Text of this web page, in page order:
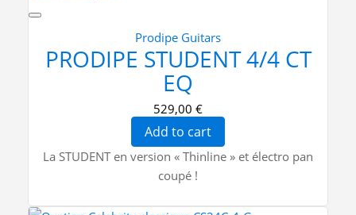
Prodipe Guitars
PRODIPE STUDENT 4/4 CT
EQ
529,00 €
Add to cart
La STUDENT en version « Thinline » et électro pan
coupé !